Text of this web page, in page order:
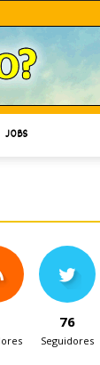
JOBS
76
Seguidores